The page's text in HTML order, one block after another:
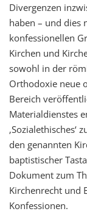
Divergenzen
haben – und dies
konfessionellen
Kirchen und
sowohl in der
Orthodoxie neue
Bereich
Materialdienstes
‚Sozialethisches‘
den genannten
baptistischer
Dokument zum
Kirchenrecht und
Konfessionen.